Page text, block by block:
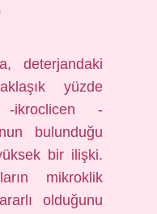
deterjandaki
yüzde
-ikroclicen -
bulunduğu
bir ilişki.
mikroklik
olduğunu